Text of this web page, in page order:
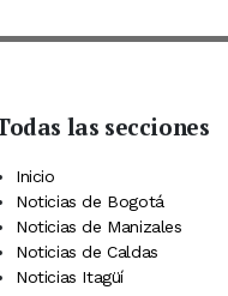
en Telegram
en LinkedIn
en Pinterest
las secciones
Inicio
Noticias de Bogotá
Noticias de Manizales
Noticias de Caldas
Noticias Itagüí